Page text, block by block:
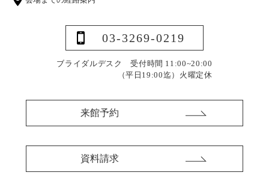
03-3269-0219
ブライダルデスク 受付時間 11:00~20:00
（平日19:00迄） 火曜定休
来館予約
資料請求